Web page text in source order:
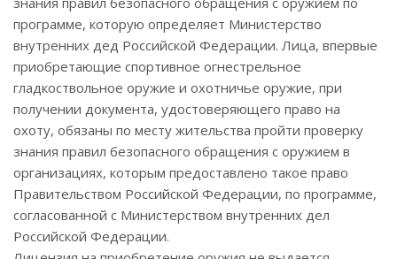
программе, которую определяет Министерство
внутренних дед Российской Федерации. Лица, впервые
приобретающие спортивное огнестрельное
гладкоствольное оружие и охотничье оружие, при
получении документа, удостоверяющего право на
охоту, обязаны по месту жительства пройти проверку
знания правил безопасного обращения с оружием в
организациях, которым предоставлено такое право
Правительством Российской Федерации, по программе,
согласованной с Министерством внутренних дел
Российской Федерации.